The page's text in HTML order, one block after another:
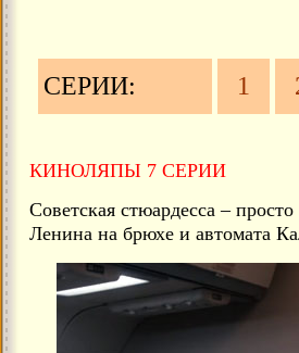
СЕРИИ: 1
КИНОЛЯПЫ 7 СЕРИИ
Советская стюардесса –
Ленина на брюхе и автомата